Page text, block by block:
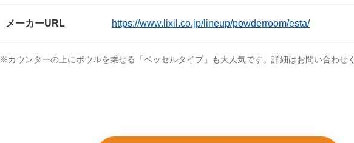
メーカーURL https://www.lixil.co.jp/lineup/powderroom/esta/
※カウンターの上にボウルを乗せる「ベッセルタイプ」も大人気です。詳細はお問い合わせく